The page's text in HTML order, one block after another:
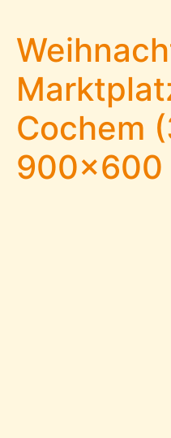
Cochem
900×600